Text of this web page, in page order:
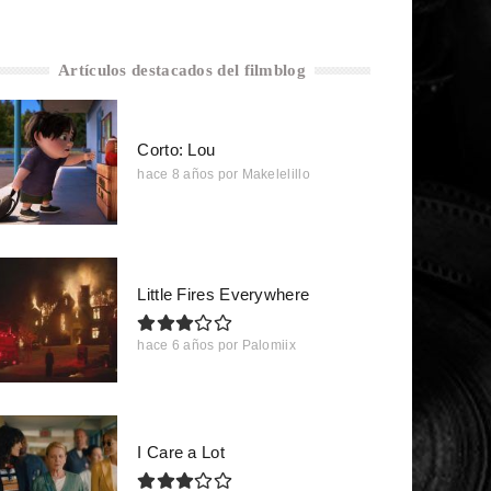
Artículos destacados del filmblog
Corto: Lou
hace 8 años por Makelelillo
Little Fires Everywhere
hace 6 años por Palomiix
I Care a Lot